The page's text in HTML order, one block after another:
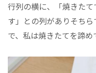
行列の横に、「焼きた
す」との列がありそち
で、私は焼きたてを諦め